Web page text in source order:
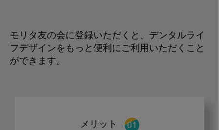
モリタ友の会に登録いただくと、デンタルライ
フデザインをもっと便利にご利用いただくこと
ができます。
メリット